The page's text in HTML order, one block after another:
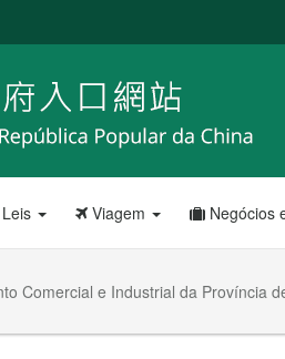
Leis Viagem Negócios
Comercial e Industrial da Província